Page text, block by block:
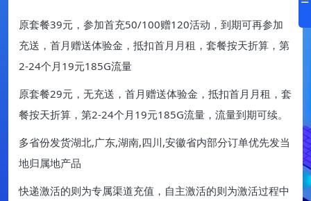
原套餐39元，参加首充50/100赠120活动，到期可再参加
充送，首月赠送体验金，抵扣首月月租，套餐按天折算，第
2-24个月19元185G流量
原套餐29元，无充送，首月赠送体验金，抵扣首月月租，套
餐按天折算，第2-24个月19元185G流量，流量到期可续。
多省份发货湖北,广东,湖南,四川,安徽省内部分订单优先发当
地归属地产品
快递激活的则为专属渠道充值，自主激活的则为激活过程中